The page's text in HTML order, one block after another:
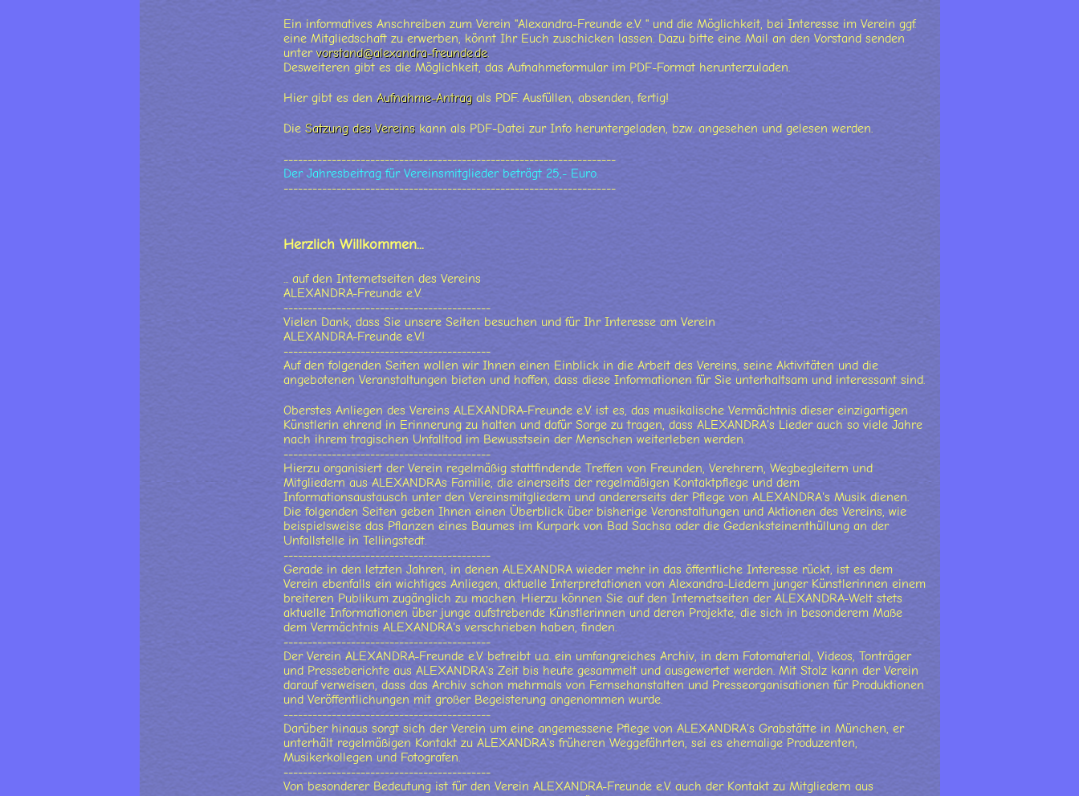
Ein informatives Anschreiben zum Verein "Alexandra-Freunde e.V. " und die Möglichkeit, bei Interesse im Verein ggf.
eine Mitgliedschaft zu erwerben, könnt Ihr Euch zuschicken lassen. Dazu bitte eine Mail an den Vorstand senden
unter vorstand@alexandra-freunde.de.
Desweiteren gibt es die Möglichkeit, das Aufnahmeformular im PDF-Format herunterzuladen.
Hier gibt es den Aufnahme-Antragals PDF. Ausfüllen, absenden, fertig!
Die Satzung des Vereins kann als PDF-Datei zur Info heruntergeladen, bzw. angesehen und gelesen werden.
---------------------------------------------------------------------
Der Jahresbeitrag für Vereinsmitglieder beträgt 25,- Euro.
---------------------------------------------------------------------
Herzlich Willkommen...
... auf den Internetseiten des Vereins
ALEXANDRA-Freunde e.V.
-------------------------------------------
Vielen Dank, dass Sie unsere Seiten besuchen und für Ihr Interesse am Verein
ALEXANDRA-Freunde e.V.!
-------------------------------------------
Auf den folgenden Seiten wollen wir Ihnen einen Einblick in die Arbeit des Vereins, seine Aktivitäten und die
angebotenen Veranstaltungen bieten und hoffen, dass diese Informationen für Sie unterhaltsam und interessant sind.
Oberstes Anliegen des Vereins ALEXANDRA-Freunde e.V. ist es, das musikalische Vermächtnis dieser einzigartigen
Künstlerin ehrend in Erinnerung zu halten und dafür Sorge zu tragen, dass ALEXANDRA's Lieder auch so viele Jahre
nach ihrem tragischen Unfalltod im Bewusstsein der Menschen weiterleben werden.
-------------------------------------------
Hierzu organisiert der Verein regelmäßig stattfindende Treffen von Freunden, Verehrern, Wegbegleitern und
Mitgliedern aus ALEXANDRAs Familie, die einerseits der regelmäßigen Kontaktpflege und dem
Informationsaustausch unter den Vereinsmitgliedern und andererseits der Pflege von ALEXANDRA's Musik dienen.
Die folgenden Seiten geben Ihnen einen Überblick über bisherige Veranstaltungen und Aktionen des Vereins, wie
beispielsweise das Pflanzen eines Baumes im Kurpark von Bad Sachsa oder die Gedenksteinenthüllung an der
Unfallstelle in Tellingstedt.
-------------------------------------------
Gerade in den letzten Jahren, in denen ALEXANDRA wieder mehr in das öffentliche Interesse rückt, ist es dem
Verein ebenfalls ein wichtiges Anliegen, aktuelle Interpretationen von Alexandra-Liedern junger Künstlerinnen einem
breiteren Publikum zugänglich zu machen. Hierzu können Sie auf den Internetseiten der ALEXANDRA-Welt stets
aktuelle Informationen über junge aufstrebende Künstlerinnen und deren Projekte, die sich in besonderem Maße
dem Vermächtnis ALEXANDRA's verschrieben haben, finden.
-------------------------------------------
Der Verein ALEXANDRA-Freunde e.V. betreibt u.a. ein umfangreiches Archiv, in dem Fotomaterial, Videos, Tonträger
und Presseberichte aus ALEXANDRA's Zeit bis heute gesammelt und ausgewertet werden. Mit Stolz kann der Verein
darauf verweisen, dass das Archiv schon mehrmals von Fernsehanstalten und Presseorganisationen für Produktionen
und Veröffentlichungen mit großer Begeisterung angenommen wurde.
-------------------------------------------
Darüber hinaus sorgt sich der Verein um eine angemessene Pflege von ALEXANDRA's Grabstätte in München, er
unterhält regelmäßigen Kontakt zu ALEXANDRA's früheren Weggefährten, sei es ehemalige Produzenten,
Musikerkollegen und Fotografen.
-------------------------------------------
Von besonderer Bedeutung ist für den Verein ALEXANDRA-Freunde e.V. auch der Kontakt zu Mitgliedern aus